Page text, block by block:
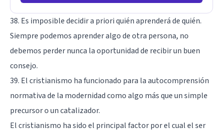
38. Es imposible decidir a priori quién aprenderá de quién.
Siempre podemos aprender algo de otra persona, no
debemos perder nunca la oportunidad de recibir un buen
consejo.
39. El cristianismo ha funcionado para la autocomprensión
normativa de la modernidad como algo más que un simple
precursor o un catalizador.
El cristianismo ha sido el principal factor por el cual el ser